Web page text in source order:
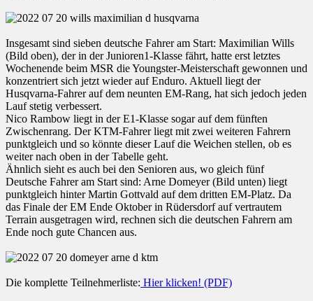
Insgesamt sind sieben deutsche Fahrer am Start: Maximilian Wills
(Bild oben), der in der Junioren1-Klasse fährt, hatte erst letztes
Wochenende beim MSR die Youngster-Meisterschaft gewonnen und
konzentriert sich jetzt wieder auf Enduro. Aktuell liegt der
Husqvarna-Fahrer auf dem neunten EM-Rang, hat sich jedoch jeden
Lauf stetig verbessert.
Nico Rambow liegt in der E1-Klasse sogar auf dem fünften
Zwischenrang. Der KTM-Fahrer liegt mit zwei weiteren Fahrern
punktgleich und so könnte dieser Lauf die Weichen stellen, ob es
weiter nach oben in der Tabelle geht.
Ähnlich sieht es auch bei den Senioren aus, wo gleich fünf
Deutsche Fahrer am Start sind: Arne Domeyer (Bild unten) liegt
punktgleich hinter Martin Gottvald auf dem dritten EM-Platz. Da
das Finale der EM Ende Oktober in Rüdersdorf auf vertrautem
Terrain ausgetragen wird, rechnen sich die deutschen Fahrern am
Ende noch gute Chancen aus.
Die komplette Teilnehmerliste: Hier klicken! (PDF)